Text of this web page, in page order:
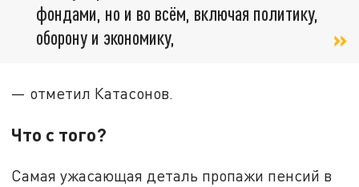
фондами, но и во всём, включая политику,
оборону и экономику,
— отметил Катасонов.
Что с того?
Самая ужасающая деталь пропажи пенсий в